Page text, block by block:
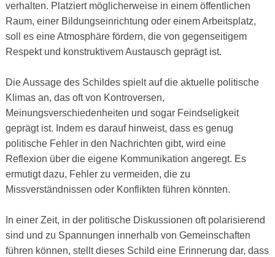
verhalten. Platziert möglicherweise in einem öffentlichen
Raum, einer Bildungseinrichtung oder einem Arbeitsplatz,
soll es eine Atmosphäre fördern, die von gegenseitigem
Respekt und konstruktivem Austausch geprägt ist.
Die Aussage des Schildes spielt auf die aktuelle politische
Klimas an, das oft von Kontroversen,
Meinungsverschiedenheiten und sogar Feindseligkeit
geprägt ist. Indem es darauf hinweist, dass es genug
politische Fehler in den Nachrichten gibt, wird eine
Reflexion über die eigene Kommunikation angeregt. Es
ermutigt dazu, Fehler zu vermeiden, die zu
Missverständnissen oder Konflikten führen könnten.
In einer Zeit, in der politische Diskussionen oft polarisierend
sind und zu Spannungen innerhalb von Gemeinschaften
führen können, stellt dieses Schild eine Erinnerung dar, dass